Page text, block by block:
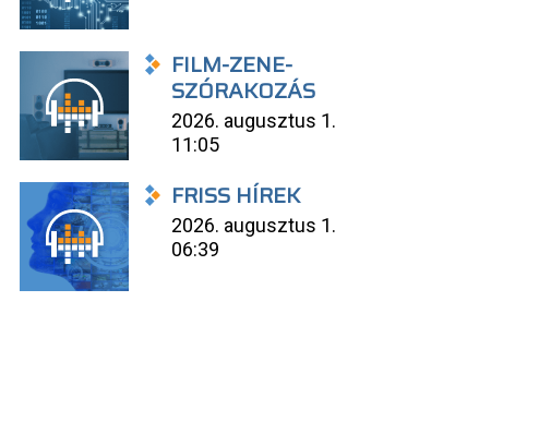
FILM-ZENE-
SZÓRAKOZÁS
2026. augusztus 1.
11:05
FRISS HÍREK
2026. augusztus 1.
06:39